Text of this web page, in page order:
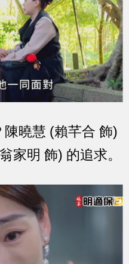
曉慧 (賴芊合 飾)
家明 飾) 的追求。